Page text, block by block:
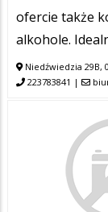
ofercie także
alkohole.
Niedźwiedzia 29B,
223783841 |